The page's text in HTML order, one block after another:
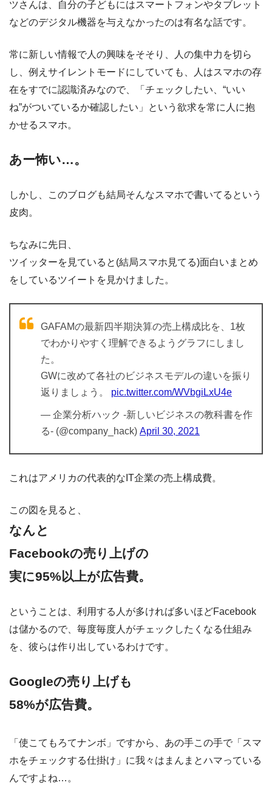
ツさんは、自分の子どもにはスマートフォンやタブレット
などのデジタル機器を与えなかったのは有名な話です。
常に新しい情報で人の興味をそそり、人の集中力を切ら
し、例えサイレントモードにしていても、人はスマホの存
在をすでに認識済みなので、「チェックしたい、“いい
ね”がついているか確認したい」という欲求を常に人に抱
かせるスマホ。
あー怖い…。
しかし、このブログも結局そんなスマホで書いてるという
皮肉。
ちなみに先日、
ツイッターを見ていると(結局スマホ見てる)面白いまとめ
をしているツイートを見かけました。
GAFAMの最新四半期決算の売上構成比を、1枚
でわかりやすく理解できるようグラフにしまし
た。
GWに改めて各社のビジネスモデルの違いを振り
返りましょう。 pic.twitter.com/WVbgiLxU4e
— 企業分析ハック -新しいビジネスの教科書を作
る- (@company_hack) April 30, 2021
これはアメリカの代表的なIT企業の売上構成費。
この図を見ると、
なんと
Facebookの売り上げの
実に95%以上が広告費。
ということは、利用する人が多ければ多いほどFacebook
は儲かるので、毎度毎度人がチェックしたくなる仕組み
を、彼らは作り出しているわけです。
Googleの売り上げも
58%が広告費。
「使こてもろてナンボ」ですから、あの手この手で「スマ
ホをチェックする仕掛け」に我々はまんまとハマっている
んですよね…。